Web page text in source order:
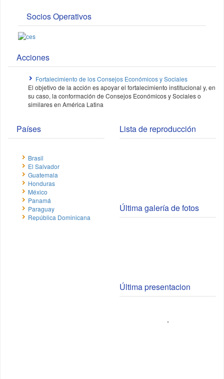
Socios Operativos
Acciones
Fortalecimiento de los Consejos Económicos y Sociales
El objetivo de la acción es apoyar el fortalecimiento institucional y, en
su caso, la conformación de Consejos Económicos y Sociales o
similares en América Latina
Países
Brasil
El Salvador
Guatemala
Honduras
México
Panamá
Paraguay
República Dominicana
Lista de reproducción
Última galería de fotos
Última presentacion